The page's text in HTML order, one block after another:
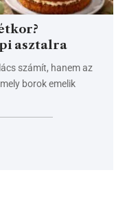
asztalra
számít, hanem az
borok emelik